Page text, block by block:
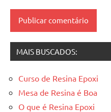
mesas
resinadas
MAIS BUSCADOS:
Curso de Resina Epoxi
Mesa de Resina é Boa
O que é Resina Epoxi